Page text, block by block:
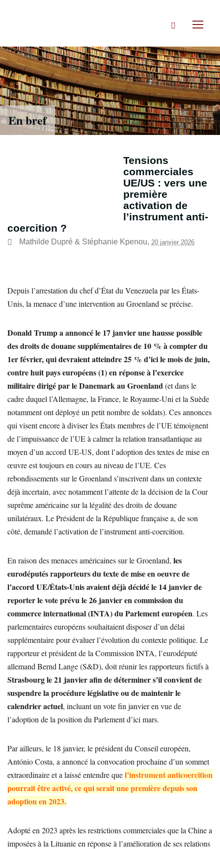
Rechercher
En bref
Tensions
commerciales
UE/US : vers une
première
activation de
l’instrument anti-
coercition ?
Mathilde Dupré & Stéphanie Kpenou, 20 janvier 2026
Depuis l’arrestation du chef d’État du Venezuela par les États-
Unis, la menace d’une intervention au Groenland se précise.
Donald Trump a annoncé le 17 janvier une hausse possible
des droits de douane supplémentaires de 10 % à compter du
1er février, qui devraient atteindre 25 % d’ici le mois de juin,
contre huit pays européens (1) en réponse à l’exercice
militaire dirigé par le Danemark au Groenland(et dans le
cadre duquel l’Allemagne, la France, le Royaume-Uni et la Suède
notamment ont déployé un petit nombre de soldats). Ces annonces
qui visent encore à diviser les États membres de l’UE témoignent
de l’impuissance de l’UE à calmer la relation transatlantique au
moyen d’un accord UE-US, dont l’adoption des textes de mise en
œuvre est toujours en cours au niveau de l’UE. Ces
rebondissements sur le Groenland s’inscrivent dans un contexte
déjà incertain, avec notamment l’attente de la décision de la Cour
suprême américaine sur la légalité des droits de douane
unilatéraux. Le Président de la République française a, de son
côté, demandé l’activation de l’instrument anti-coercition.
En raison des menaces américaines sur le Groenland, les
eurodéputés rapporteurs du texte de mise en oeuvre de
l’accord UE/États-Unis avaient déjà décidé le 14 janvier de
reporter le vote prévu le 26 janvier en commission du
commerce international (INTA) du Parlement européen. Les
parlementaires européens souhaitaient disposer d’un délai
supplémentaire pour évaluer l’évolution du contexte politique. Le
rapporteur et président de la Commission INTA, l’eurodéputé
allemand Bernd Lange (S&D), doit réunir les rapporteurs fictifs à
Strasbourg le 21 janvier afin de déterminer s’il convient de
suspendre la procédure législative ou de maintenir le
calendrier actuel, incluant un vote fin janvier en vue de
l’adoption de la position du Parlement d’ici mars.
Par ailleurs, le 18 janvier, le président du Conseil européen,
António Costa, a annoncé la convocation prochaine d’un sommet
extraordinaire et a laissé entendre quel’instrument anticoercition
pourrait être activé, ce qui serait une première depuis son
adoption en 2023.
Adopté en 2023 après les restrictions commerciales que la Chine a
imposées à la Lituanie en réponse à l’amélioration de ses relations